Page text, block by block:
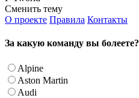
Сменить тему
О проекте Правила Контакты
За какую команду вы болеете?
Alpine
Aston Martin
Audi